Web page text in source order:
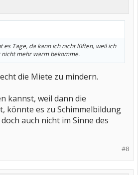
es Tage, da kann ich nicht lüften, weil ich
mehr warm bekomme.
die Miete zu mindern.
kannst, weil dann die
könnte es zu Schimmelbildung
auch nicht im Sinne des
#8